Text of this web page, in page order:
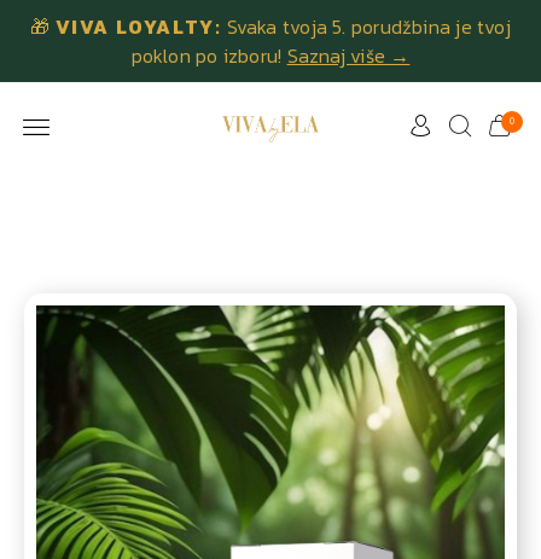
🎁 VIVA LOYALTY: Svaka tvoja 5. porudžbina je tvoj
poklon po izboru! Saznaj više →
0